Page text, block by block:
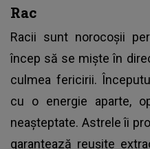
Rac
Racii sunt norocoșii
încep să se miște în
culmea fericirii.
cu o energie aparte,
neașteptate. Astrele îi
garantează reușite